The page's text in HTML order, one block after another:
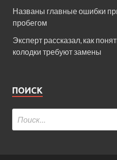
Названы главные ошибки
пробегом
Эксперт рассказал, как
колодки требуют замены
ПОИСК